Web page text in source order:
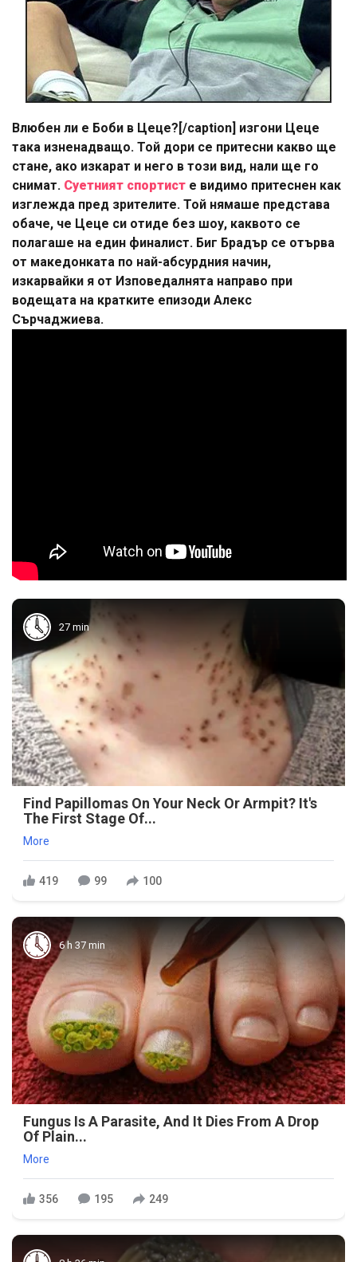
Влюбен ли е Боби в Цеце?[/caption] изгони Цеце
така изненадващо. Той дори се притесни какво ще
стане, ако изкарат и него в този вид, нали ще го
снимат. Суетният спортист е видимо притеснен как
изглежда пред зрителите. Той нямаше представа
обаче, че Цеце си отиде без шоу, каквото се
полагаше на един финалист. Биг Брадър се отърва
от македонката по най-абсурдния начин,
изкарвайки я от Изповедалнята направо при
водещата на кратките епизоди Алекс
Сърчаджиева.
27 min
Find Papillomas On Your Neck Or Armpit? It's
The First Stage Of...
More
419 99 100
6 h 37 min
Fungus Is A Parasite, And It Dies From A Drop
Of Plain...
More
356 195 249